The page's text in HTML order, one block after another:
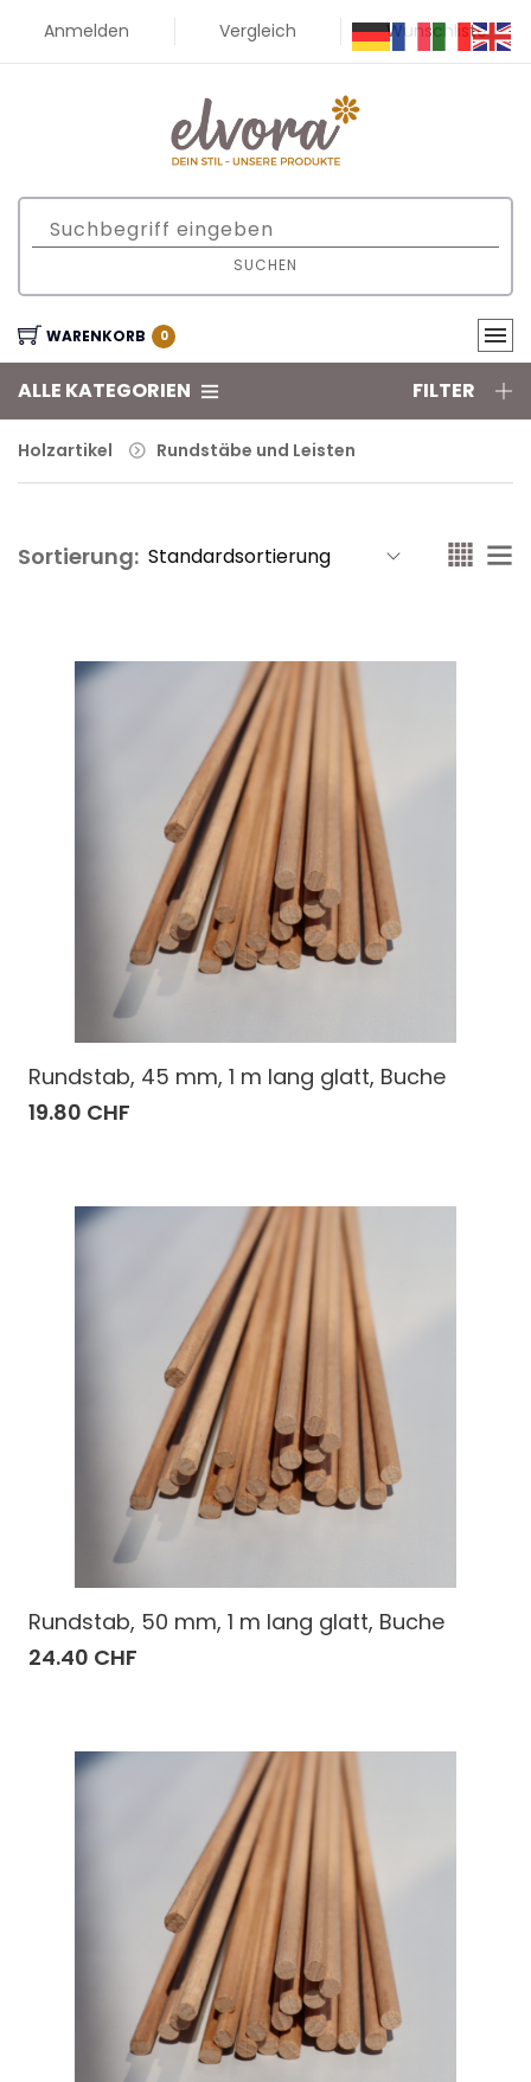
Anmelden Vergleich Wunschliste
SUCHEN
WARENKORB 0
ALLE KATEGORIEN FILTER
Holzartikel Rundstäbe und Leisten
Sortierung:
Rundstab, 45 mm, 1 m lang glatt, Buche
19.80 CHF
Rundstab, 50 mm, 1 m lang glatt, Buche
24.40 CHF